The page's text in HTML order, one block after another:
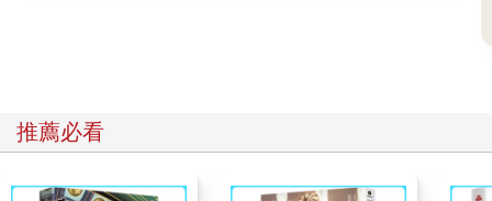
「君子問命，問禍不問福」。在紫微斗數中反覆提到如何避災。
火六局之人忌行戌、亥二宮。（注：戌、亥二宮對應於乾卦，乾
推薦必看